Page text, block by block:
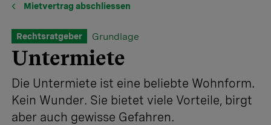
Mietvertrag abschliessen
Rechtsratgeber Grundlage
Untermiete
Die Untermiete ist eine beliebte Wohnform.
Kein Wunder. Sie bietet viele Vorteile, birgt
aber auch gewisse Gefahren.